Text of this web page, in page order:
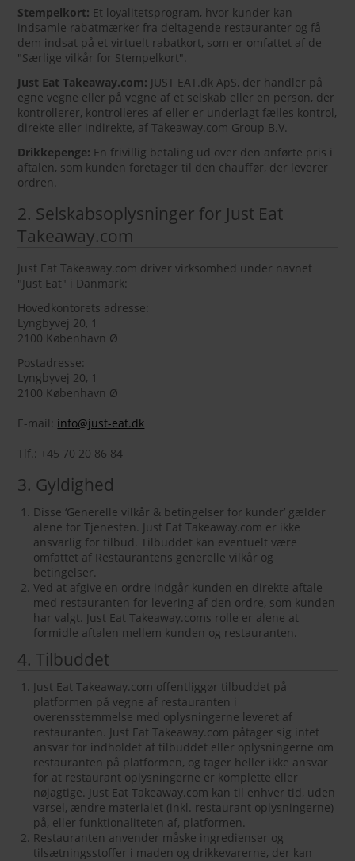
Stempelkort: Et loyalitetsprogram, hvor kunder kan
indsamle rabatmærker fra deltagende restauranter og få
dem indsat på et virtuelt rabatkort, som er omfattet af de
"Særlige vilkår for Stempelkort".
Just Eat Takeaway.com: JUST EAT.dk ApS, der handler på
egne vegne eller på vegne af et selskab eller en person, der
kontrollerer, kontrolleres af eller er underlagt fælles kontrol,
direkte eller indirekte, af Takeaway.com Group B.V.
Drikkepenge: En frivillig betaling ud over den anførte pris i
aftalen, som kunden foretager til den chauffør, der leverer
ordren.
2. Selskabsoplysninger for Just Eat
Takeaway.com
Just Eat Takeaway.com driver virksomhed under navnet
"Just Eat" i Danmark:
Hovedkontorets adresse:
Lyngbyvej 20, 1
2100 København Ø
Postadresse:
Lyngbyvej 20, 1
2100 København Ø
E-mail: info@just-eat.dk
Tlf.: +45 70 20 86 84
3. Gyldighed
Disse ‘Generelle vilkår & betingelser for kunder’ gælder
alene for Tjenesten. Just Eat Takeaway.com er ikke
ansvarlig for tilbud. Tilbuddet kan eventuelt være
omfattet af Restaurantens generelle vilkår og
betingelser.
Ved at afgive en ordre indgår kunden en direkte aftale
med restauranten for levering af den ordre, som kunden
har valgt. Just Eat Takeaway.coms rolle er alene at
formidle aftalen mellem kunden og restauranten.
4. Tilbuddet
Just Eat Takeaway.com offentliggør tilbuddet på
platformen på vegne af restauranten i
overensstemmelse med oplysningerne leveret af
restauranten. Just Eat Takeaway.com påtager sig intet
ansvar for indholdet af tilbuddet eller oplysningerne om
restauranten på platformen, og tager heller ikke ansvar
for at restaurant oplysningerne er komplette eller
nøjagtige. Just Eat Takeaway.com kan til enhver tid, uden
varsel, ændre materialet (inkl. restaurant oplysningerne)
på, eller funktionaliteten af, platformen.
Restauranten anvender måske ingredienser og
tilsætningsstoffer i maden og drikkevarerne, der kan